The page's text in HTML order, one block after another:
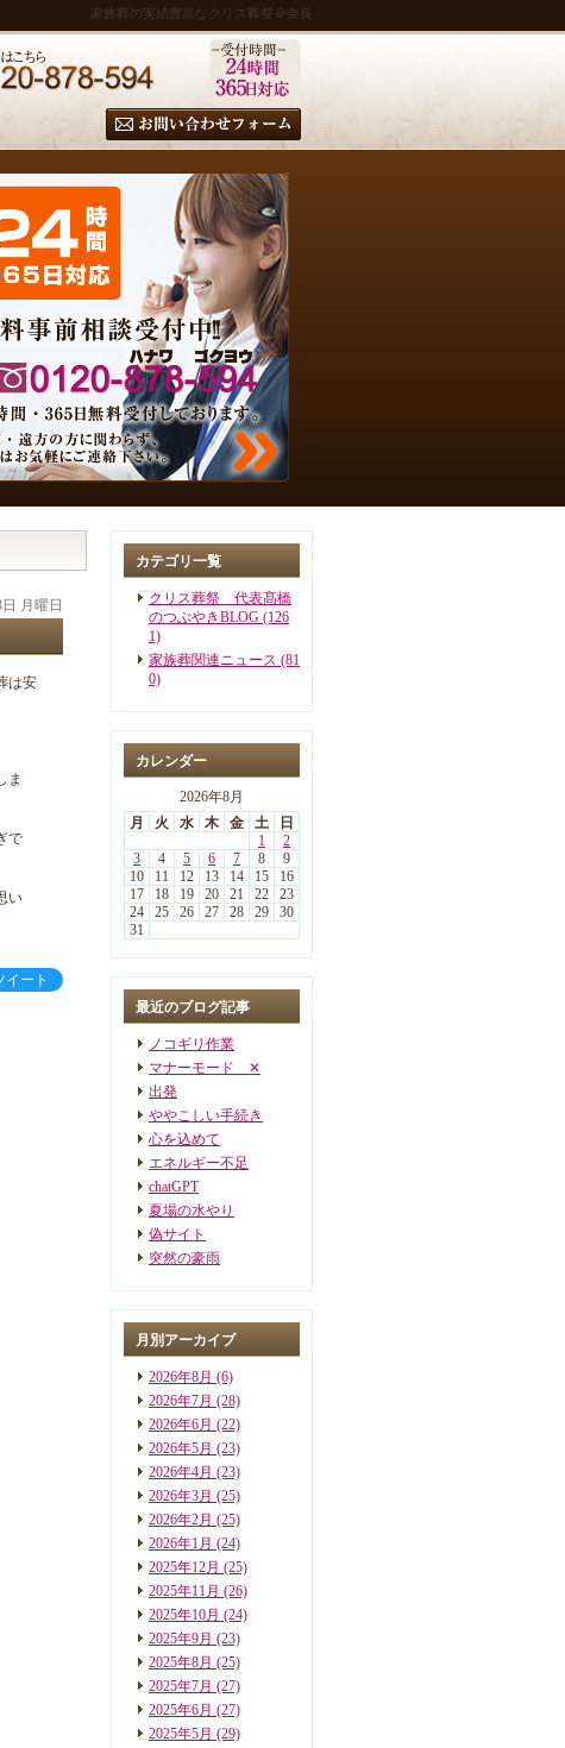
家族葬の実績豊富なクリス葬祭＠奈良
月曜日
は安
ま
で
い
イート
カテゴリ一覧
クリス葬祭 代表髙橋
のつぶやきBLOG (126
1)
家族葬関連ニュース (81
0)
カレンダー
2026年8月
月
火 水 木 金 土
日
1
2
3
4 5 6 7 8
9
10
11 12 13 14 15
16
17
18 19 20 21 22
23
24
25 26 27 28 29
30
31
最近のブログ記事
ノコギリ作業
マナーモード ✕
出発
ややこしい手続き
心を込めて
エネルギー不足
chatGPT
夏場の水やり
偽サイト
突然の豪雨
月別アーカイブ
2026年8月 (6)
2026年7月 (28)
2026年6月 (22)
2026年5月 (23)
2026年4月 (23)
2026年3月 (25)
2026年2月 (25)
2026年1月 (24)
2025年12月 (25)
2025年11月 (26)
2025年10月 (24)
2025年9月 (23)
2025年8月 (25)
2025年7月 (27)
2025年6月 (27)
2025年5月 (29)